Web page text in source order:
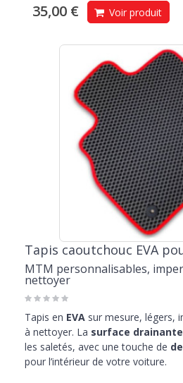
35,00 € Voir produit
Tapis caoutchouc EVA
MTM personnalisables,
nettoyer
Tapis en EVA sur mesure, légers,
à nettoyer. La surface drainante
les saletés, avec une touche de
pour l’intérieur de votre voiture.